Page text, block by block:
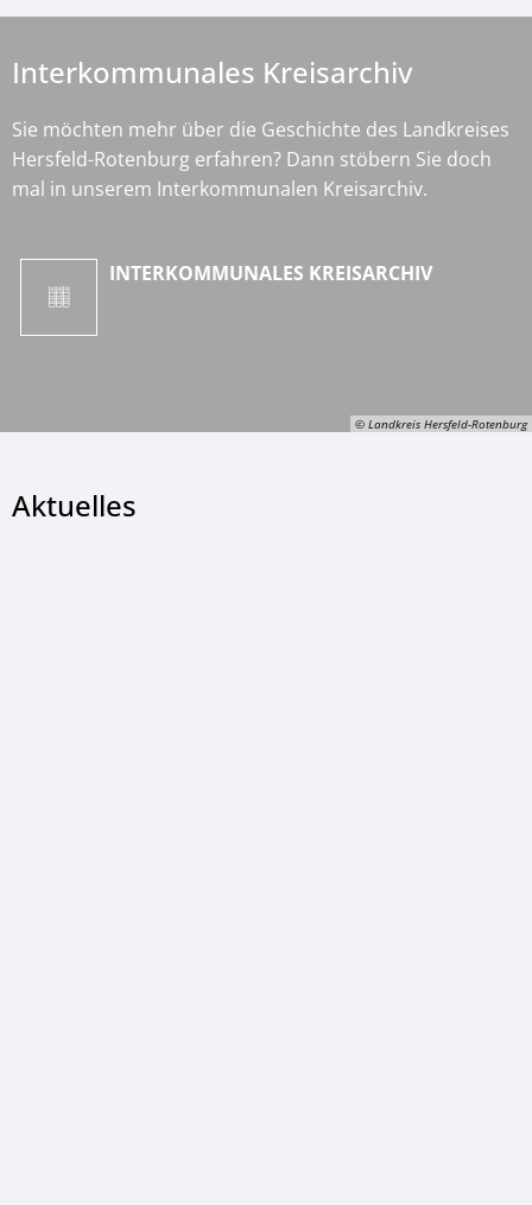
© Landkreis Hersfeld-Rotenburg
Interkommunales Kreisarchiv
Sie möchten mehr über die Geschichte des Landkreises
Hersfeld-Rotenburg erfahren? Dann stöbern Sie doch
mal in unserem Interkommunalen Kreisarchiv.
INTERKOMMUNALES KREISARCHIV
Aktuelles